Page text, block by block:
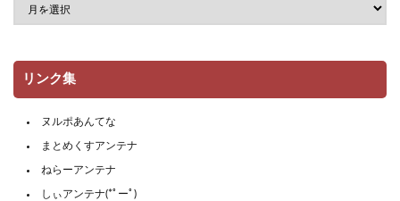
リンク集
ヌルポあんてな
まとめくすアンテナ
ねらーアンテナ
しぃアンテナ(*ﾟーﾟ)